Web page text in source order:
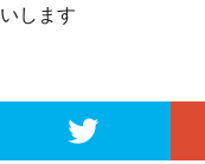
します